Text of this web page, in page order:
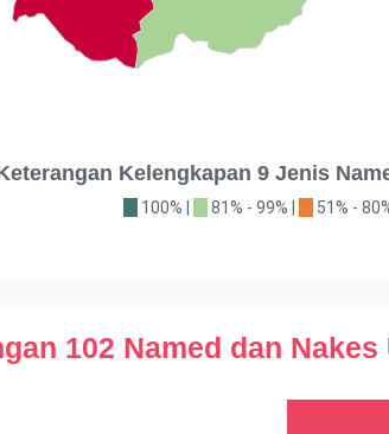
Kelengkapan 9 Jenis
100% | 81% - 99% | 51% -
102 Named dan Nakes